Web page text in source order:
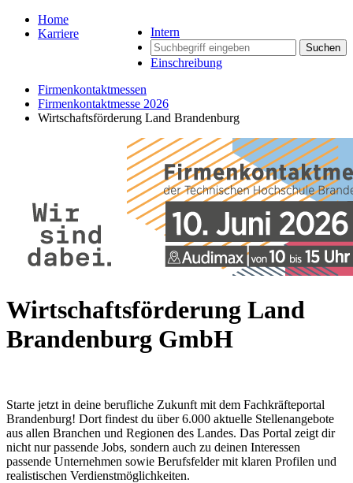
Intern
Suchen
Einschreibung
Home
Karriere
Firmenkontaktmessen
Firmenkontaktmesse 2026
Wirtschaftsförderung Land Brandenburg
Wirtschaftsförderung Land
Brandenburg GmbH
Starte jetzt in deine berufliche Zukunft mit dem Fachkräfteportal
Brandenburg! Dort findest du über 6.000 aktuelle Stellenangebote
aus allen Branchen und Regionen des Landes. Das Portal zeigt dir
nicht nur passende Jobs, sondern auch zu deinen Interessen
passende Unternehmen sowie Berufsfelder mit klaren Profilen und
realistischen Verdienstmöglichkeiten.